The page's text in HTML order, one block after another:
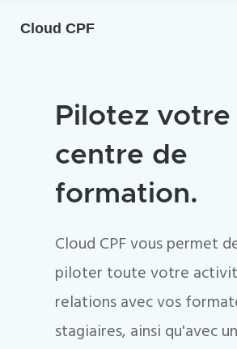
Cloud CPF
Pilotez votre
centre de
formation.
Cloud CPF vous permet
piloter toute votre
relations avec vos
stagiaires, ainsi qu'avec